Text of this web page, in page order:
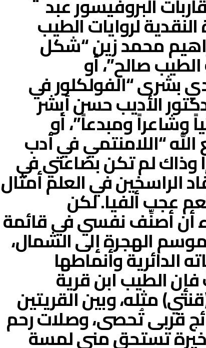
لروايات الطيب
محمد زين “شكل
الطيب صالح”، أو
بشرى “الفولكلور في
الأديب حسن أبشر
وشاعراً ومبدعاً”، أو
“اللامنتمي في أدب
وذاك لم تكن بضاعتي في
الراسخين في العلم أمثال
عجب ألفيا. لكن
أن أصنِّف نفسي في قائمة
الهجرة إلى الشمال،
الدائرية وأنماطها
الطيب ابن قرية
مثله، وبين القريتين
قربى تُحصى، وصلات رحم
تستحق مني لمسة